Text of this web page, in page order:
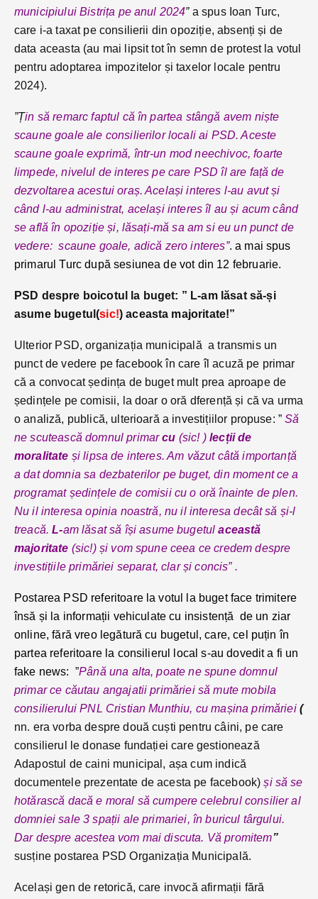
municipiului Bistrița pe anul 2024” a spus Ioan Turc,
care i-a taxat pe consilierii din opoziție, absenți și de
data aceasta (au mai lipsit tot în semn de protest la votul
pentru adoptarea impozitelor și taxelor locale pentru
2024).
”Țin să remarc faptul că în partea stângă avem niște
scaune goale ale consilierilor locali ai PSD. Aceste
scaune goale exprimă, într-un mod neechivoc, foarte
limpede, nivelul de interes pe care PSD îl are față de
dezvoltarea acestui oraș. Același interes l-au avut și
când l-au administrat, același interes îl au și acum când
se află în opoziție și, lăsați-mă sa am si eu un punct de
vedere: scaune goale, adică zero interes”. a mai spus
primarul Turc după sesiunea de vot din 12 februarie.
PSD despre boicotul la buget: ” L-am lăsat să-și
asume bugetul(sic!) aceasta majoritate!”
Ulterior PSD, organizația municipală a transmis un
punct de vedere pe facebook în care îl acuză pe primar
că a convocat ședința de buget mult prea aproape de
ședințele pe comisii, la doar o oră dferență și că va urma
o analiză, publică, ulterioară a investițiilor propuse: ” Să
ne scutească domnul primarcu (sic! ) lecții de
moralitate și lipsa de interes. Am văzut câtă importanță
a dat domnia sa dezbaterilor pe buget, din moment ce a
programat ședințele de comisii cu o oră înainte de plen.
Nu il interesa opinia noastră, nu il interesa decât să și-l
treacă. L-am lăsat să își asume bugetulaceastă
majoritate (sic!) și vom spune ceea ce credem despre
investițiile primăriei separat, clar și concis” .
Postarea PSD referitoare la votul la buget face trimitere
însă și la informații vehiculate cu insistență de un ziar
online, fără vreo legătură cu bugetul, care, cel puțin în
partea referitoare la consilierul local s-au dovedit a fi un
fake news: ”Până una alta, poate ne spune domnul
primar ce căutau angajatii primăriei să mute mobila
consilierului PNL Cristian Munthiu, cu mașina primăriei (
nn. era vorba despre două cuști pentru câini, pe care
consilierul le donase fundației care gestionează
Adapostul de caini municipal, așa cum indică
documentele prezentate de acesta pe facebook)și să se
hotărască dacă e moral să cumpere celebrul consilier al
domniei sale 3 spații ale primariei, în buricul târgului.
Dar despre acestea vom mai discuta. Vă promitem”
susține postarea PSD Organizația Municipală.
Același gen de retorică, care invocă afirmații fără